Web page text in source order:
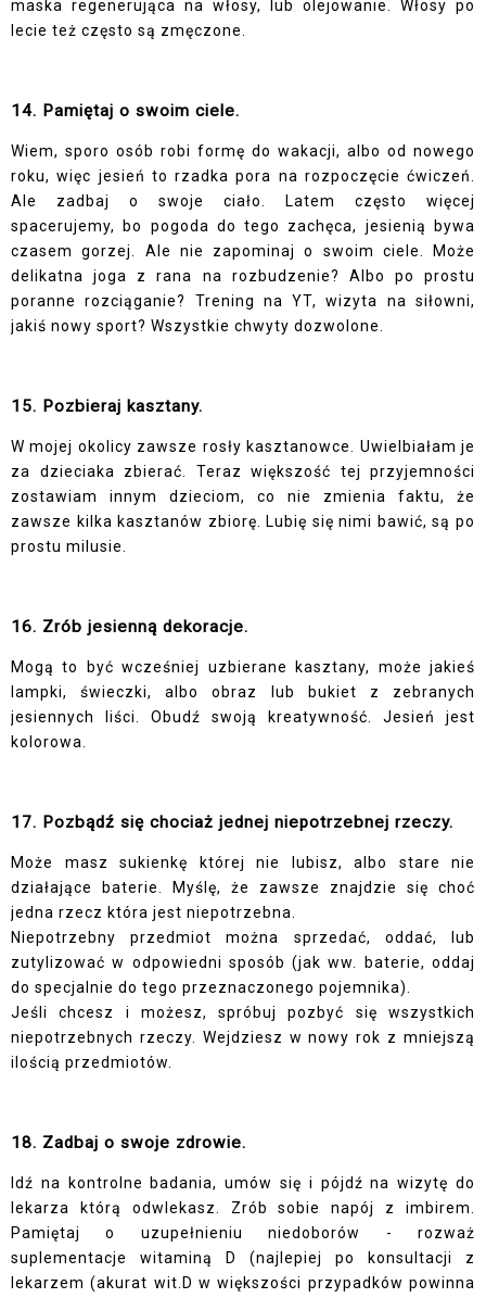
maska regenerująca na włosy, lub olejowanie. Włosy po
lecie też często są zmęczone.
14. Pamiętaj o swoim ciele.
Wiem, sporo osób robi formę do wakacji, albo od nowego
roku, więc jesień to rzadka pora na rozpoczęcie ćwiczeń.
Ale zadbaj o swoje ciało. Latem często więcej
spacerujemy, bo pogoda do tego zachęca, jesienią bywa
czasem gorzej. Ale nie zapominaj o swoim ciele. Może
delikatna joga z rana na rozbudzenie? Albo po prostu
poranne rozciąganie? Trening na YT, wizyta na siłowni,
jakiś nowy sport? Wszystkie chwyty dozwolone.
15. Pozbieraj kasztany.
W mojej okolicy zawsze rosły kasztanowce. Uwielbiałam je
za dzieciaka zbierać. Teraz większość tej przyjemności
zostawiam innym dzieciom, co nie zmienia faktu, że
zawsze kilka kasztanów zbiorę. Lubię się nimi bawić, są po
prostu milusie.
16. Zrób jesienną dekoracje.
Mogą to być wcześniej uzbierane kasztany, może jakieś
lampki, świeczki, albo obraz lub bukiet z zebranych
jesiennych liści. Obudź swoją kreatywność. Jesień jest
kolorowa.
17. Pozbądź się chociaż jednej niepotrzebnej rzeczy.
Może masz sukienkę której nie lubisz, albo stare nie
działające baterie. Myślę, że zawsze znajdzie się choć
jedna rzecz która jest niepotrzebna.
Niepotrzebny przedmiot można sprzedać, oddać, lub
zutylizować w odpowiedni sposób (jak ww. baterie, oddaj
do specjalnie do tego przeznaczonego pojemnika).
Jeśli chcesz i możesz, spróbuj pozbyć się wszystkich
niepotrzebnych rzeczy. Wejdziesz w nowy rok z mniejszą
ilością przedmiotów.
18. Zadbaj o swoje zdrowie.
Idź na kontrolne badania, umów się i pójdź na wizytę do
lekarza którą odwlekasz. Zrób sobie napój z imbirem.
Pamiętaj o uzupełnieniu niedoborów - rozważ
suplementacje witaminą D (najlepiej po konsultacji z
lekarzem (akurat wit.D w większości przypadków powinna